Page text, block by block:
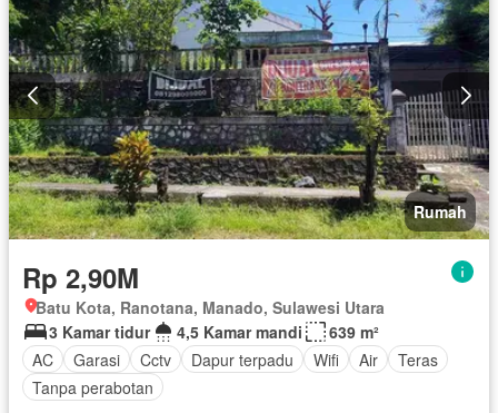
Rumah
Rp 2,90M
Batu Kota, Ranotana, Manado, Sulawesi Utara
3 Kamar tidur
4,5 Kamar mandi
639 m²
AC
Garasi Cctv Dapur terpadu Wifi Air
Teras
Tanpa perabotan